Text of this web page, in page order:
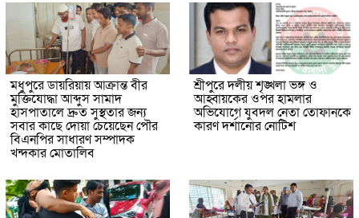
মধুপুরে ডায়রিয়ায় আক্রান্ত বীর
মুক্তিযোদ্ধা আব্দুস সামাদ
হাসপাতালে দ্রুত সুস্থতার জন্য
সবার কাছে দোয়া চেয়েছেন পৌর
বিএনপির সাধারণ সম্পাদক
খন্দকার মোতালিব
শ্রীপুরে দলীয় শৃঙ্খলা ভঙ্গ ও
আহ্বায়কের ওপর হামলার
অভিযোগে যুবদল নেতা তোফানকে
কারণ দর্শানোর নোটিশ